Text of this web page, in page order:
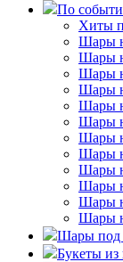
По
Хиты
Шары
Шары
Шары
Шары
Шары
Шары
Шары
Шары
Шары
Шары
Шары
Шары
Шары под
Букеты из